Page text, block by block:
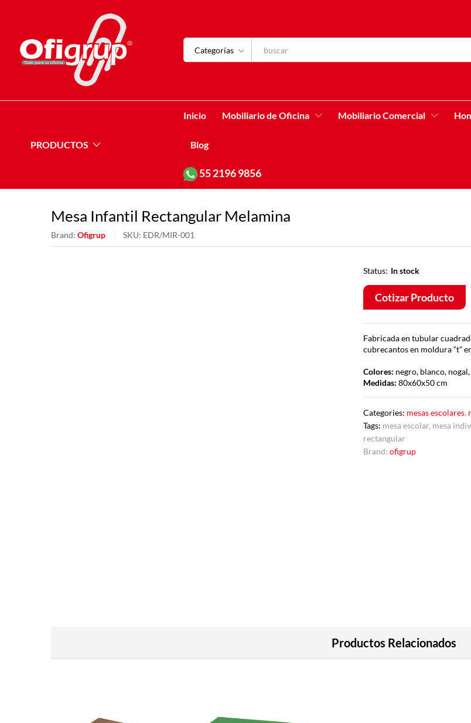
Categorías
PRODUCTOS
Inicio Mobiliario de Oficina Mobiliario Comercial
Blog
552196 9856
Mesa Infantil Rectangular Melamina
Brand: Ofigrup SKU: EDR/MIR-001
Status: In stock
Cotizar Producto
Fabricada en tubular
cubrecantos en moldura “t”
Colores: negro, blanco,
Medidas: 80x60x50 cm
Categories: mesas escolares,
Tags: mesa escolar, mesa
rectangular
Brand:ofigrup
Productos Relacionados